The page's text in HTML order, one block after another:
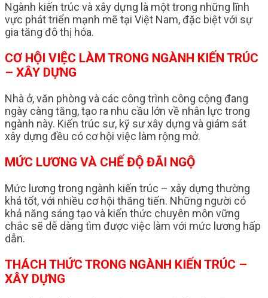
Ngành kiến trúc và xây dựng là một trong những lĩnh
vực phát triển mạnh mẽ tại Việt Nam, đặc biệt với sự
gia tăng đô thị hóa.
CƠ HỘI VIỆC LÀM TRONG NGÀNH KIẾN TRÚC
– XÂY DỰNG
Nhà ở, văn phòng và các công trình công cộng đang
ngày càng tăng, tạo ra nhu cầu lớn về nhân lực trong
ngành này. Kiến trúc sư, kỹ sư xây dựng và giám sát
xây dựng đều có cơ hội việc làm rộng mở.
MỨC LƯƠNG VÀ CHẾ ĐỘ ĐÃI NGỘ
Mức lương trong ngành kiến trúc – xây dựng thường
khá tốt, với nhiều cơ hội thăng tiến. Những người có
khả năng sáng tạo và kiến thức chuyên môn vững
chắc sẽ dễ dàng tìm được việc làm với mức lương hấp
dẫn.
THÁCH THỨC TRONG NGÀNH KIẾN TRÚC –
XÂY DỰNG